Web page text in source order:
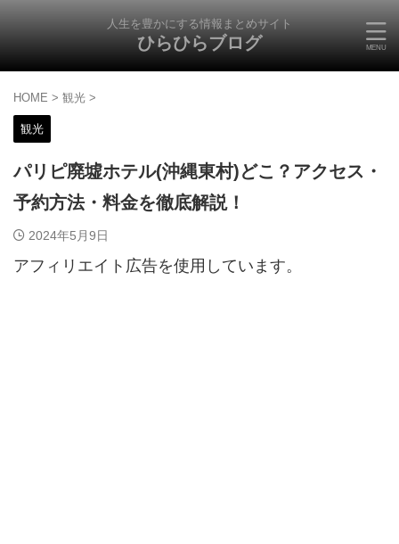
人生を豊かにする情報まとめサイト
ひらひらブログ
HOME > 観光 >
観光
パリピ廃墟ホテル(沖縄東村)どこ？アクセス・
予約方法・料金を徹底解説！
2024年5月9日
アフィリエイト広告を使用しています。